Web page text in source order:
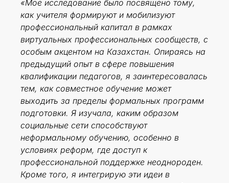
«Мое исследование было посвящено тому,
как учителя формируют и мобилизуют
профессиональный капитал в рамках
виртуальных профессиональных сообществ, с
особым акцентом на Казахстан. Опираясь на
предыдущий опыт в сфере повышения
квалификации педагогов, я заинтересовалась
тем, как совместное обучение может
выходить за пределы формальных программ
подготовки. Я изучала, каким образом
социальные сети способствуют
неформальному обучению, особенно в
условиях реформ, где доступ к
профессиональной поддержке неоднороден.
Кроме того, я интегрирую эти идеи в